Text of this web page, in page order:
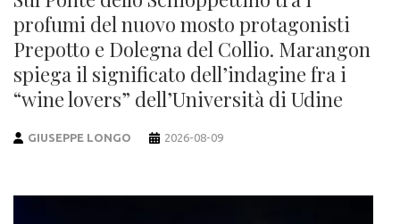
profumi del nuovo mosto protagonisti
Prepotto e Dolegna del Collio. Marangon
spiega il significato dell’indagine fra i
“wine lovers” dell’Università di Udine
GIUSEPPE LONGO 2026-08-09